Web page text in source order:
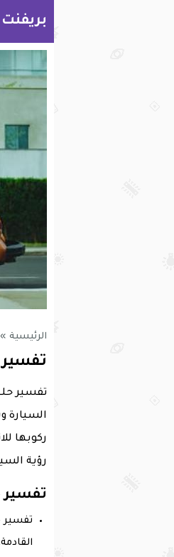
بريفنت
الرئيسية »
تفسير
تفسير
السيارة
ركوبها
رؤية
تفسير
تفسير